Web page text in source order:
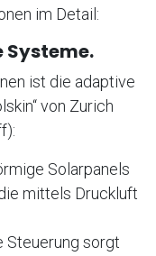
im Detail:
ist die adaptive
von Zurich
Solarpanels
mittels Druckluft
Steuerung sorgt